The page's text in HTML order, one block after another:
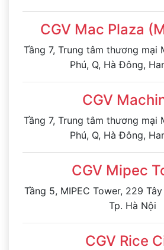
CGV Mac Plaza
Tầng 7, Trung tâm thương mại
Phú, Q, Hà Đông,
CGV
Tầng 7, Trung tâm thương mại
Phú, Q, Hà Đông,
CGV Mipec
Tầng 5, MIPEC Tower, 229
Tp. Hà Nội
CGV Rice